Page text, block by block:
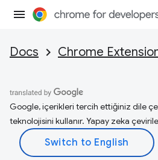
Docs Chrome
Google, içerikleri tercih ettiğiniz dile
teknolojisini kullanır. Yapay zeka